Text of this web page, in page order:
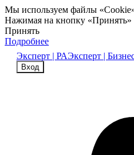
Мы используем файлы
Нажимая на кнопку «Принять»
Принять
Подробнее
Эксперт | РАЭксперт |
Вход